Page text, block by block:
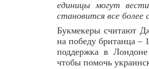
единицы могут
становится все
Букмекеры считают
на победу британца –
поддержка в
чтобы помочь